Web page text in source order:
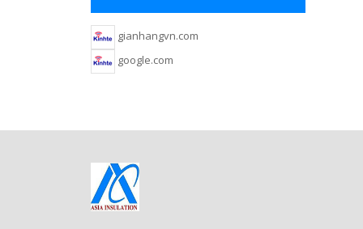
gianhangvn.com
google.com